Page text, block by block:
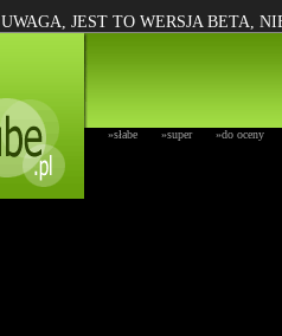
UWAGA, JEST TO WERSJA BETA,
»słabe »super »do oceny